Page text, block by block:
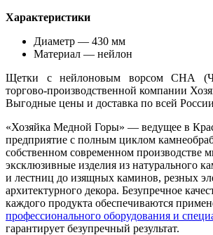
Характеристики
Диаметр — 430 мм
Материал — нейлон
Щетки с нейлоновым ворсом CHA
торгово-производственной компании
Выгодные цены и доставка по всей
«Хозяйка Медной Горы» — ведущее в
предприятие с полным циклом
собственном современном производстве
эксклюзивные изделия из натурального
и лестниц до изящных каминов, резных
архитектурного декора. Безупречное
каждого продукта обеспечиваются
профессионального оборудования и
гарантирует безупречный результат.